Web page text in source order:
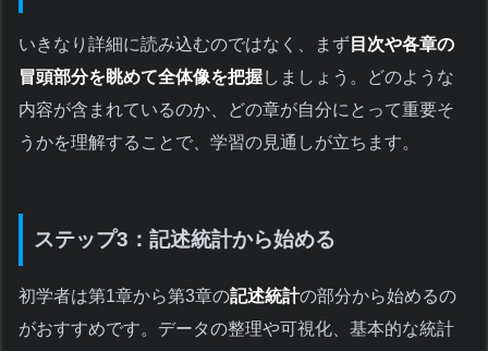
いきなり詳細に読み込むのではなく、まず 目次や各章の
冒頭部分を眺めて全体像を把握しましょう。どのような
内容が含まれているのか、どの章が自分にとって重要そ
うかを理解することで、学習の見通しが立ちます。
ステップ3：記述統計から始める
初学者は第1章から第3章の記述統計の部分から始めるの
がおすすめです。データの整理や可視化、基本的な統計